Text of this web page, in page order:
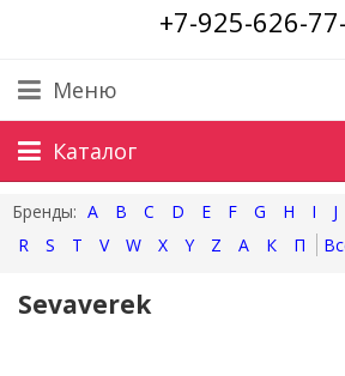
+7-925-626-
Меню
Каталог
A B C D E F G H I J
R
S T V W X Y Z А К П
Sevaverek